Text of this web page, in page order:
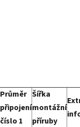
Průměr
připojení
číslo 1
Šířka
montážní
příruby